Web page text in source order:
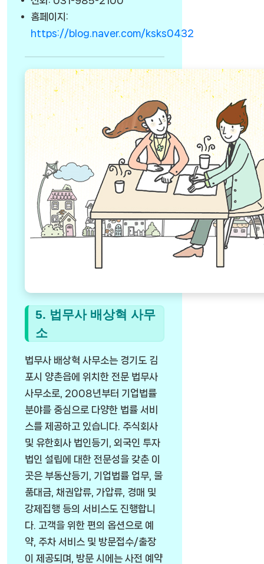
홈페이지:
https://blog.naver.com/ksks0432
5. 법무사 배상혁 사무
소
법무사 배상혁 사무소는 경기도 김
포시 양촌읍에 위치한 전문 법무사
사무소로, 2008년부터 기업법률
분야를 중심으로 다양한 법률 서비
스를 제공하고 있습니다. 주식회사
및 유한회사 법인등기, 외국인 투자
법인 설립에 대한 전문성을 갖춘 이
곳은 부동산등기, 기업법률 업무, 물
품대금, 채권압류, 가압류, 경매 및
강제집행 등의 서비스도 진행합니
다. 고객을 위한 편의 옵션으로 예
약, 주차 서비스 및 방문접수/출장
이 제공되며, 방문 시에는 사전 예약